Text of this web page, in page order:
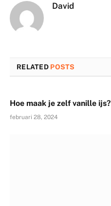
David
RELATED POSTS
Hoe maak je zelf vanille ijs?
februari 28, 2024